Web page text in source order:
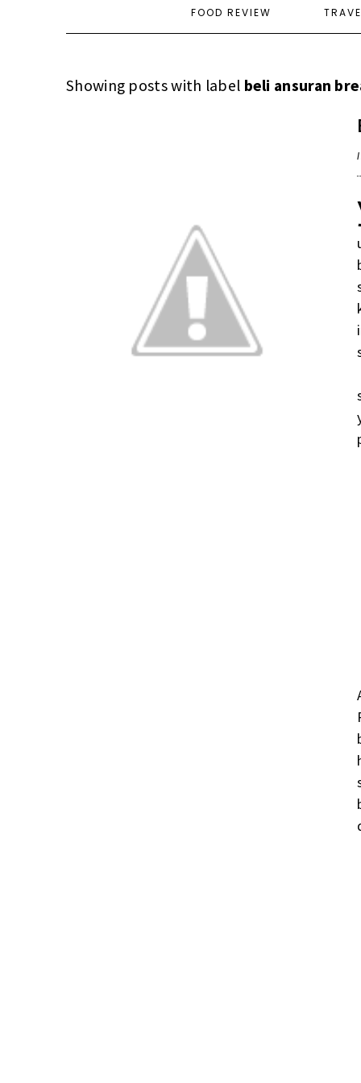
FOOD REVIEW
Showing posts with label beli ansuran